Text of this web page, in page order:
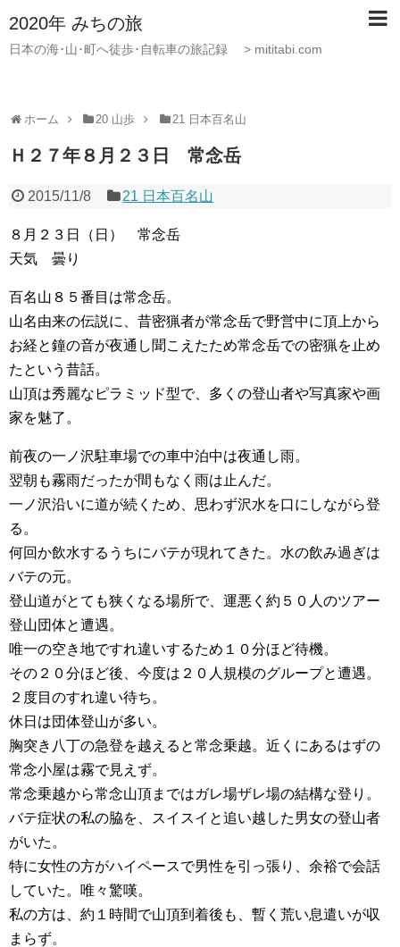
2020年 みちの旅
日本の海･山･町へ徒歩･自転車の旅記録 > mititabi.com
ホーム 20 山歩 21 日本百名山
Ｈ２７年８月２３日 常念岳
2015/11/8 21 日本百名山
８月２３日（日） 常念岳
天気 曇り
百名山８５番目は常念岳。
山名由来の伝説に、昔密猟者が常念岳で野営中に頂上から
お経と鐘の音が夜通し聞こえたため常念岳での密猟を止め
たという昔話。
山頂は秀麗なピラミッド型で、多くの登山者や写真家や画
家を魅了。
前夜の一ノ沢駐車場での車中泊中は夜通し雨。
翌朝も霧雨だったが間もなく雨は止んだ。
一ノ沢沿いに道が続くため、思わず沢水を口にしながら登
る。
何回か飲水するうちにバテが現れてきた。水の飲み過ぎは
バテの元。
登山道がとても狭くなる場所で、運悪く約５０人のツアー
登山団体と遭遇。
唯一の空き地ですれ違いするため１０分ほど待機。
その２０分ほど後、今度は２０人規模のグループと遭遇。
２度目のすれ違い待ち。
休日は団体登山が多い。
胸突き八丁の急登を越えると常念乗越。近くにあるはずの
常念小屋は霧で見えず。
常念乗越から常念山頂まではガレ場ザレ場の結構な登り。
バテ症状の私の脇を、スイスイと追い越した男女の登山者
がいた。
特に女性の方がハイペースで男性を引っ張り、余裕で会話
していた。唯々驚嘆。
私の方は、約１時間で山頂到着後も、暫く荒い息遣いが収
まらず。